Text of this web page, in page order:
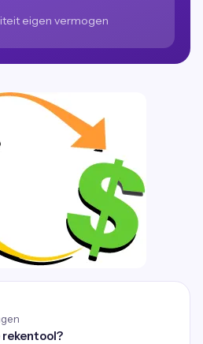
eigen vermogen
rekentool?